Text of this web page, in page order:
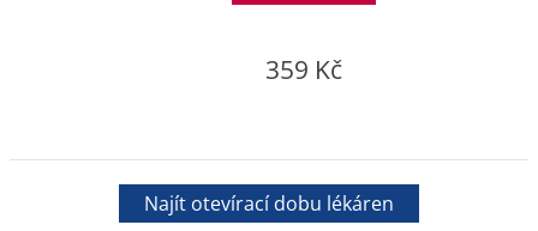
359 Kč
Najít otevírací dobu lékáren